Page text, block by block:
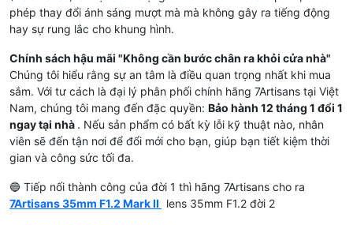
phép thay đổi ánh sáng mượt mà mà không gây ra tiếng động
hay sự rung lắc cho khung hình.
Chính sách hậu mãi "Không cần bước chân ra khỏi cửa nhà"
Chúng tôi hiểu rằng sự an tâm là điều quan trọng nhất khi mua
sắm. Với tư cách là đại lý phân phối chính hãng 7Artisans tại Việt
Nam, chúng tôi mang đến đặc quyền: Bảo hành 12 tháng 1 đổi 1
ngay tại nhà . Nếu sản phẩm có bất kỳ lỗi kỹ thuật nào, nhân
viên sẽ đến tận nơi để đổi mới cho bạn, giúp bạn tiết kiệm thời
gian và công sức tối đa.
🔵 Tiếp nối thành công của đời 1 thì hãng 7Artisans cho ra
7Artisans 35mm F1.2 Mark II
lens 35mm F1.2 đời 2